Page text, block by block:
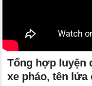
Tổng hợp luyện
xe pháo, tên lửa